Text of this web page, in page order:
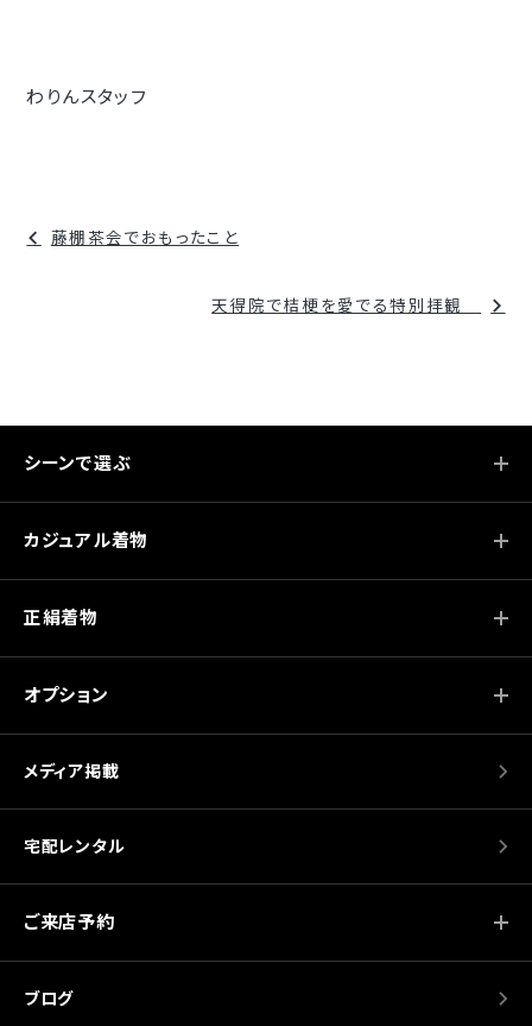
わりんスタッフ
シ
ョ
ン
藤棚茶会でおもったこと
天得院で桔梗を愛でる特別拝観
シーンで選ぶ
カジュアル着物
正絹着物
オプション
メディア掲載
宅配レンタル
ご来店予約
ブログ